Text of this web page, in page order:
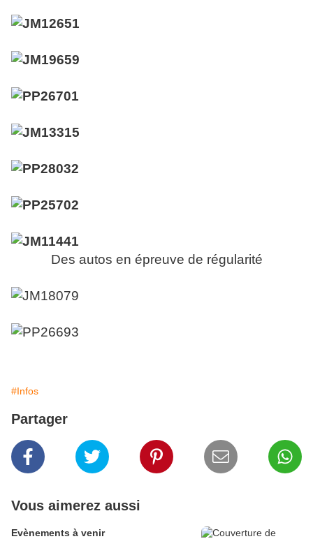
Des autos en épreuve de régularité
#Infos
Partager
Vous aimerez aussi
Evènements à venir